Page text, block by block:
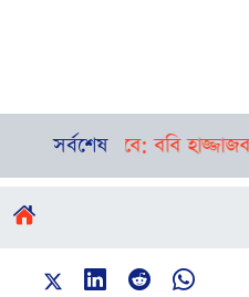
সর্বশেষ
হবে: ববি হাজ্জাজবগুড়া-